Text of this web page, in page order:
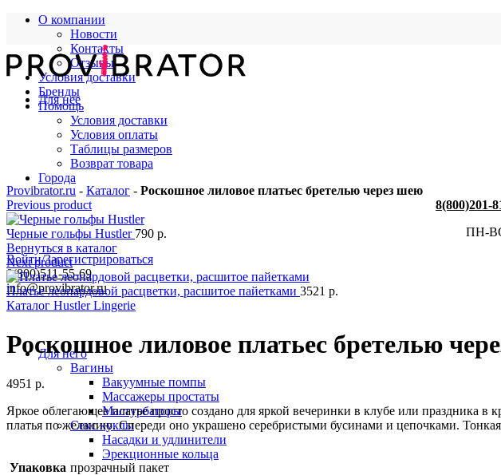
О компании
Новости
Контакты
Отзывы
Условия доставки
Бренды
Помощь
Условия доставки
Условия оплаты
Таблицы размеров
Возврат товара
Города
8(800)201-
ПН-
Войти/Зарегистрироваться
8(800)511-55-69
info@provibrator.ru
Для нее
Для него
Вагины
Вакуумные помпы
Массажеры простаты
Мастурбаторы
Секс куклы
Насадки и удлинители
Эрекционные кольца
Provibrator.ru - Каталог - Роскошное лиловое платьес бретелью через шею
Previous product
Черные гольфы Hustler 790 р.
Вернуться в каталог
Next product
Платье леопардовой расцветки, расшитое пайетками 3521 р.
Каталог Hustler Lingerie
Роскошное лиловое платьес бретелью
4951 р.
Яркое облегающее платье просто создано для яркой вечеринки в клубе или праздника в
платья по желанию. Спереди оно украшено серебристыми бусинами и цепочками.
Упаковка прозрачный пакет